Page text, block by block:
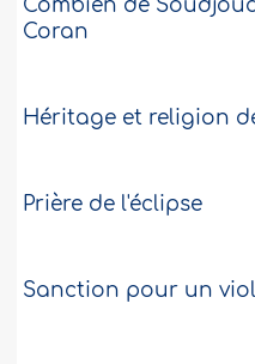
Combien de
Coran
Héritage et religion
Prière de l'éclipse
Sanction pour un